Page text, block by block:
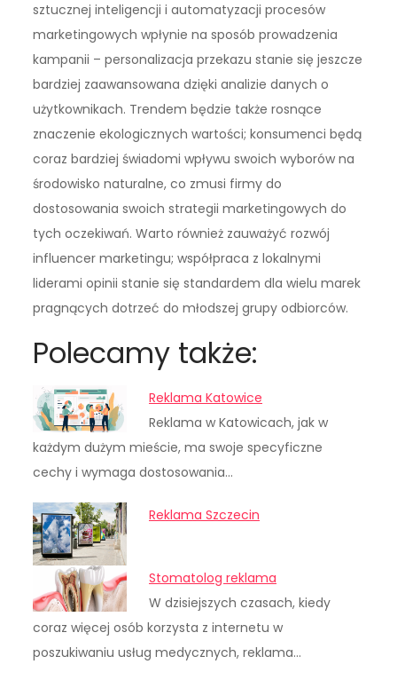
sztucznej inteligencji i automatyzacji procesów
marketingowych wpłynie na sposób prowadzenia
kampanii – personalizacja przekazu stanie się jeszcze
bardziej zaawansowana dzięki analizie danych o
użytkownikach. Trendem będzie także rosnące
znaczenie ekologicznych wartości; konsumenci będą
coraz bardziej świadomi wpływu swoich wyborów na
środowisko naturalne, co zmusi firmy do
dostosowania swoich strategii marketingowych do
tych oczekiwań. Warto również zauważyć rozwój
influencer marketingu; współpraca z lokalnymi
liderami opinii stanie się standardem dla wielu marek
pragnących dotrzeć do młodszej grupy odbiorców.
Polecamy także:
Reklama Katowice
Reklama w Katowicach, jak w
każdym dużym mieście, ma swoje specyficzne
cechy i wymaga dostosowania…
Reklama Szczecin
Stomatolog reklama
W dzisiejszych czasach, kiedy
coraz więcej osób korzysta z internetu w
poszukiwaniu usług medycznych, reklama…